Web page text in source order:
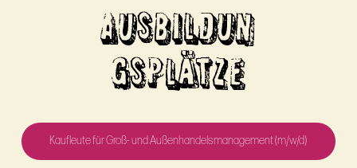
AUSBILDUN
GSPLÄTZE
Kaufleute für Groß- und Außenhandelsmanagement (m/w/d)